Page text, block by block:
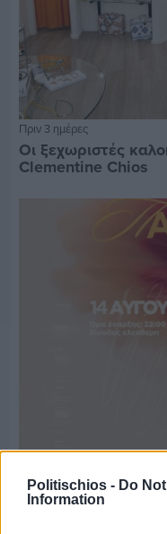
Politischios - Do
Information
Πριν 3 ημέρες
Οι ξεχωριστές
Clementine Chios
Πριν 3 ημέρες
Παραμονή